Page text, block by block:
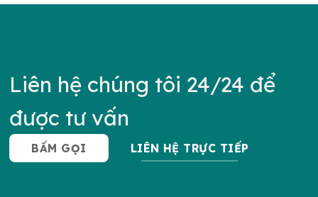
Liên hệ chúng tôi 24/24 để
được tư vấn
BẤM GỌI LIÊN HỆ TRỰC TIẾP